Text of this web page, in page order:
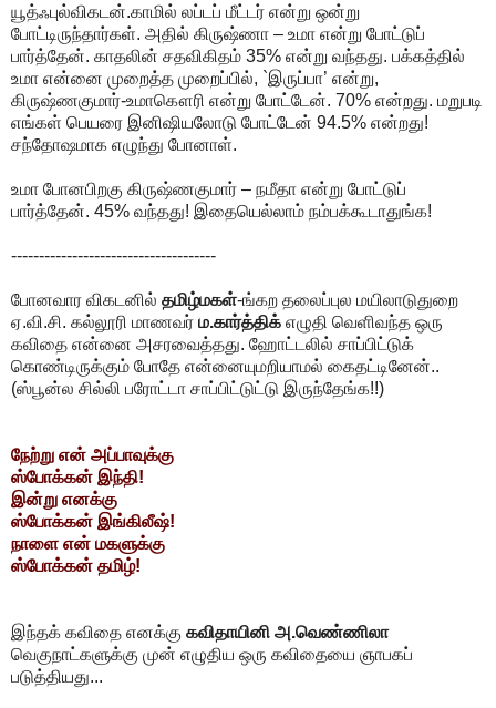
யூத்ஃபுல்விகடன்.காமில் லப்டப் மீட்டர் என்று ஒன்று
போட்டிருந்தார்கள். அதில் கிருஷ்ணா – உமா என்று போட்டுப்
பார்த்தேன். காதலின் சதவிகிதம் 35% என்று வந்தது. பக்கத்தில்
உமா என்னை முறைத்த முறைப்பில், `இருப்பா’ என்று,
கிருஷ்ணகுமார்-உமாகௌரி என்று போட்டேன். 70% என்றது. மறுபடி
எங்கள் பெயரை இனிஷியலோடு போட்டேன் 94.5% என்றது!
சந்தோஷமாக எழுந்து போனாள்.
உமா போனபிறகு கிருஷ்ணகுமார் – நமீதா என்று போட்டுப்
பார்த்தேன். 45% வந்தது! இதையெல்லாம் நம்பக்கூடாதுங்க!
-------------------------------------
போனவார விகடனில் தமிழ்மகள்-ங்கற தலைப்புல மயிலாடுதுறை
ஏ.வி.சி. கல்லூரி மாணவர் ம.கார்த்திக் எழுதி வெளிவந்த ஒரு
கவிதை என்னை அசரவைத்தது. ஹோட்டலில் சாப்பிட்டுக்
கொண்டிருக்கும் போதே என்னையுமறியாமல் கைதட்டினேன்..
(ஸ்பூன்ல சில்லி பரோட்டா சாப்பிட்டுட்டு இருந்தேங்க!!)
நேற்று என் அப்பாவுக்கு
ஸ்போக்கன் இந்தி!
இன்று எனக்கு
ஸ்போக்கன் இங்கிலீஷ்!
நாளை என் மகளுக்கு
ஸ்போக்கன் தமிழ்!
இந்தக் கவிதை எனக்கு கவிதாயினி அ.வெண்ணிலா
வெகுநாட்களுக்கு முன் எழுதிய ஒரு கவிதையை ஞாபகப்
படுத்தியது...